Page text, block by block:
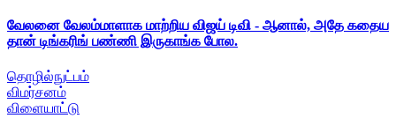
வேலனை வேலம்மாளாக மாற்றிய விஜய் டிவி - ஆனால், அதே கதைய
தான் டிங்கரிங் பண்ணி இருகாங்க போல.
தொழில்நுட்பம்
விமர்சனம்
விளையாட்டு